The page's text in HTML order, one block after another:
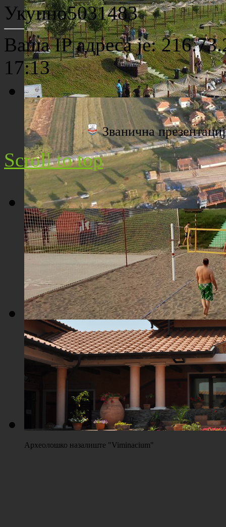
Плажа "Топољар" - Поглед са торња
Плажа "Топољар" - Поглед из ваздуха
Плажа "Топољар" - Терени на песку
Археолошко назалиште "Viminacium"
Укупно5031483
Ваша IP адреса је:
17:13
Званична
Scroll to top